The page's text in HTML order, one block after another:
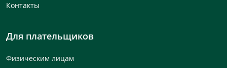
Контакты
Для плательщиков
Физическим лицам